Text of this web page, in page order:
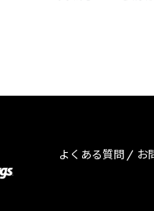
よくある質問 / お